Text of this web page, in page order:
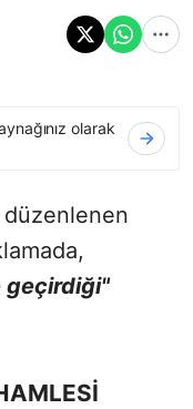
olarak
geçirdiği"